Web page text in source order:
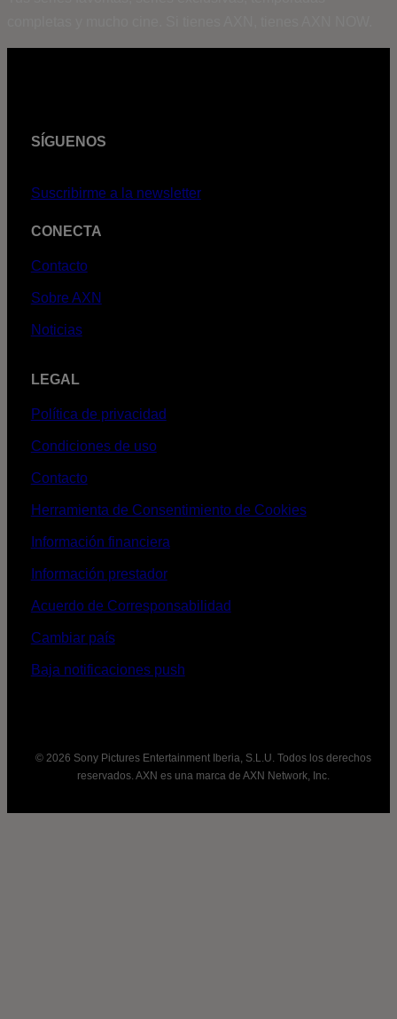
SÍGUENOS
Suscribirme a la newsletter
CONECTA
Contacto
Sobre AXN
Noticias
LEGAL
Política de privacidad
Condiciones de uso
Contacto
Herramienta de Consentimiento de Cookies
Información financiera
Información prestador
Acuerdo de Corresponsabilidad
Cambiar país
Baja notificaciones push
© 2026 Sony Pictures Entertainment Iberia, S.L.U. Todos los derechos
reservados. AXN es una marca de AXN Network, Inc.